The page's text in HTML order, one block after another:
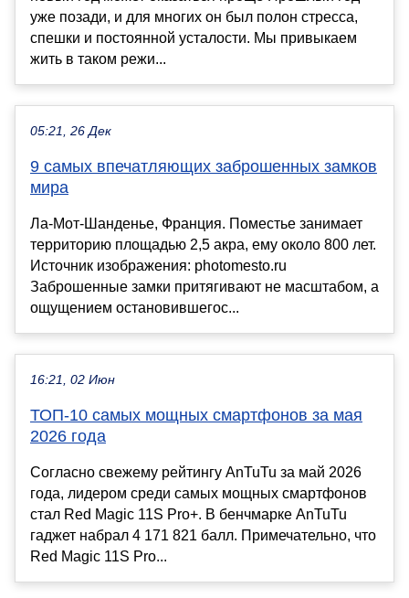
уже позади, и для многих он был полон стресса,
спешки и постоянной усталости. Мы привыкаем
жить в таком режи...
05:21, 26 Дек
9 самых впечатляющих заброшенных замков
мира
Ла-Мот-Шанденье, Франция. Поместье занимает
территорию площадью 2,5 акра, ему около 800 лет.
Источник изображения: photomesto.ru
Заброшенные замки притягивают не масштабом, а
ощущением остановившегос...
16:21, 02 Июн
ТОП-10 самых мощных смартфонов за мая
2026 года
Согласно свежему рейтингу AnTuTu за май 2026
года, лидером среди самых мощных смартфонов
стал Red Magic 11S Pro+. В бенчмарке AnTuTu
гаджет набрал 4 171 821 балл. Примечательно, что
Red Magic 11S Pro...